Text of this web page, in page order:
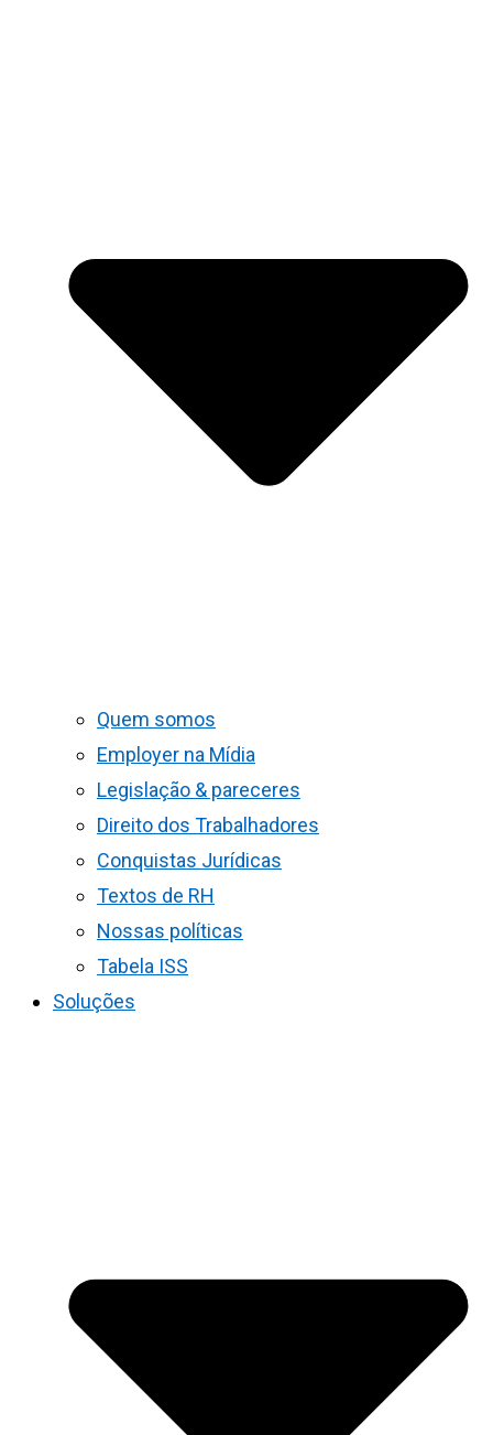
Quem somos
Employer na Mídia
Legislação & pareceres
Direito dos Trabalhadores
Conquistas Jurídicas
Textos de RH
Nossas políticas
Tabela ISS
Soluções